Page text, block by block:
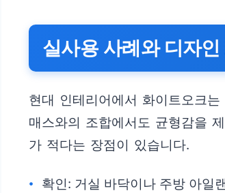
실사용 사례와 디자
현대 인테리어에서 화이트오크
매스와의 조합에서도 균형감을
가 적다는 장점이 있습니다.
확인: 거실 바닥이나 주방 아일